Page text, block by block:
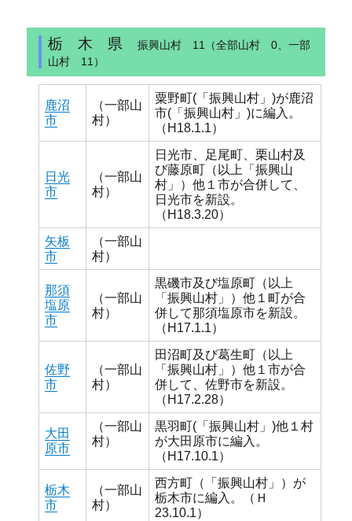
栃 木 県振興山村 11（全部山村 0、一部
山村 11）
鹿沼
市
（一部山
村）
粟野町(「振興山村」)が鹿沼
市(「振興山村」)に編入。
（H18.1.1）
日光
市
（一部山
村）
日光市、足尾町、栗山村及
び藤原町（以上「振興山
村」）他１市が合併して、
日光市を新設。
（H18.3.20）
矢板
市
（一部山
村）
那須
塩原
市
（一部山
村）
黒磯市及び塩原町（以上
「振興山村」）他１町が合
併して那須塩原市を新設。
（H17.1.1）
佐野
市
（一部山
村）
田沼町及び葛生町（以上
「振興山村」）他１市が合
併して、佐野市を新設。
（H17.2.28）
大田
原市
（一部山
村）
黒羽町(「振興山村」)他１村
が大田原市に編入。
（H17.10.1）
栃木
市
（一部山
村）
西方町（「振興山村」）が
栃木市に編入。（Ｈ
23.10.1）